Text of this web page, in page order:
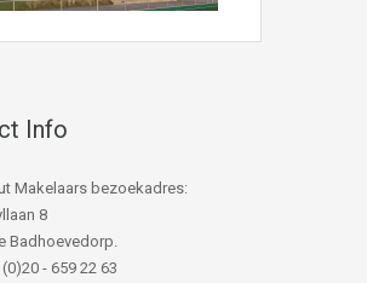
Info
Makelaars bezoekadres:
8
Badhoevedorp.
(0)20 - 659 22 63